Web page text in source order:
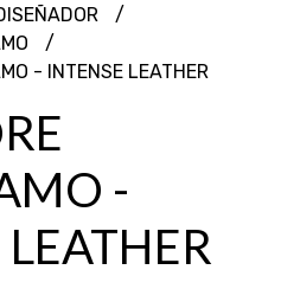
- INTENSE LEATHER
-